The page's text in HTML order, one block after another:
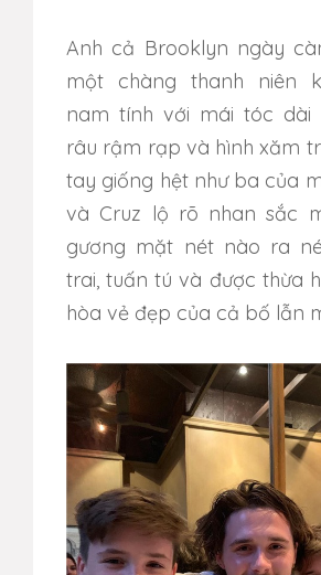
Anh cả Brooklyn ngày
một chàng thanh niên
nam tính với mái tóc dài
râu rậm rạp và hình xăm
tay giống hệt như ba của
và Cruz lộ rõ nhan sắc
gương mặt nét nào ra
trai, tuấn tú và được thừa
hòa vẻ đẹp của cả bố lẫn